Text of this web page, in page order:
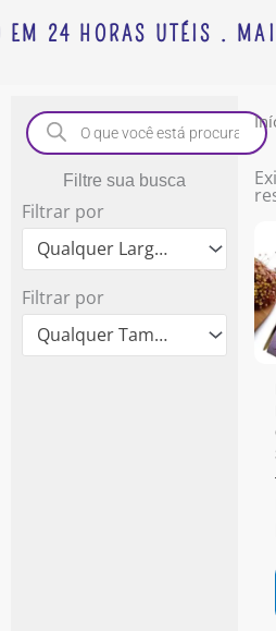
24 HORAS UTÉIS .
Pesquisar
produtos
Filtre sua busca
Filtrar por
Qualquer Largura
Filtrar por
Qualquer Tamanho